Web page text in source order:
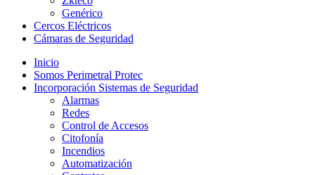
Genérico
Cercos Eléctricos
Cámaras de Seguridad
Inicio
Somos Perimetral Protec
Incorporación Sistemas de Seguridad
Alarmas
Redes
Control de Accesos
Citofonía
Incendios
Automatización